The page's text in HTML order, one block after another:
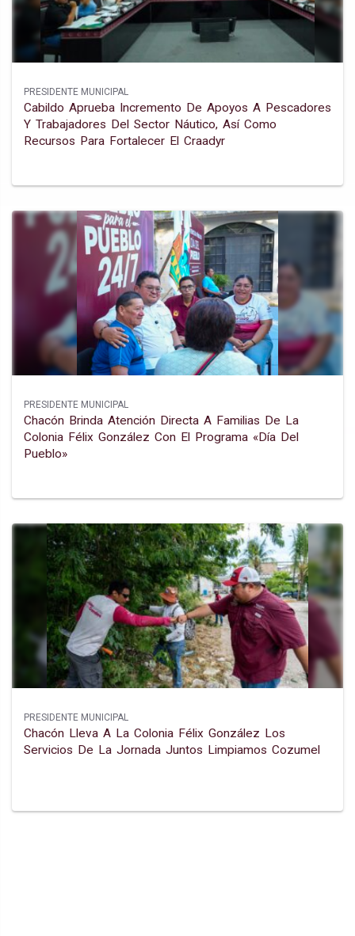
PRESIDENTE MUNICIPAL
Cabildo Aprueba Incremento De Apoyos A Pescadores
Y Trabajadores Del Sector Náutico, Así Como
Recursos Para Fortalecer El Craadyr
PRESIDENTE MUNICIPAL
Chacón Brinda Atención Directa A Familias De La
Colonia Félix González Con El Programa «día Del
Pueblo»
PRESIDENTE MUNICIPAL
Chacón Lleva A La Colonia Félix González Los
Servicios De La Jornada Juntos Limpiamos Cozumel